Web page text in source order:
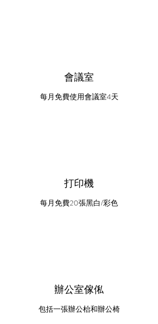
會議室
每月免費使用會議室4天
打印機
每月免費20張黑白/彩色
辦公室傢俬
包括一張辦公枱和辦公椅